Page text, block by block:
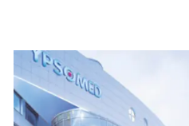
Aktuelles
Burgdorf baut